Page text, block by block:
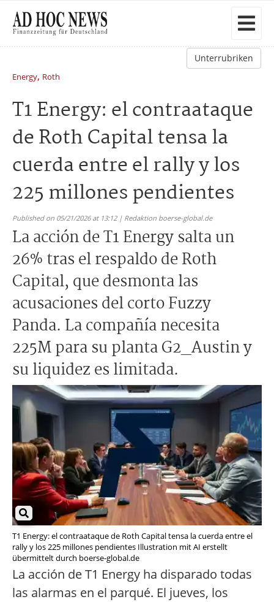
Unterrubriken
Energy, Roth
T1 Energy: el contraataque
de Roth Capital tensa la
cuerda entre el rally y los
225 millones pendientes
Published on 05/21/2026 at 13:12 | Redaktion boerse-global.de
La acción de T1 Energy salta un
26% tras el respaldo de Roth
Capital, que desmonta las
acusaciones del corto Fuzzy
Panda. La compañía necesita
225M para su planta G2_Austin y
su liquidez es limitada.
T1 Energy: el contraataque de Roth Capital tensa la cuerda entre el
rally y los 225 millones pendientes Illustration mit AI erstellt
übermittelt durch boerse-global.de
La acción de T1 Energy ha disparado todas
las alarmas en el parqué. El jueves, los